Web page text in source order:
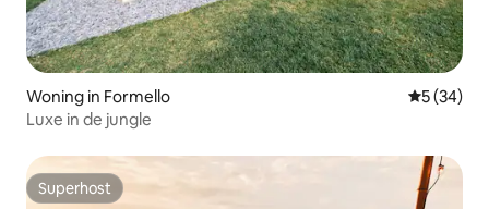
Woning in Formello
5 (34)
Luxe in de jungle
Superhost
Superhost